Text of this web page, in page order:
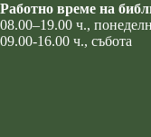
Работно време на
08.00–19.00 ч.,
09.00-16.00 ч., събота